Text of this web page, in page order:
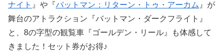
ナイト 』や『バットマン：リターン・トゥ・アーカム 』が
舞台のアトラクション『バットマン・ダークフライト』
と、8の字型の観覧車『ゴールデン・リール』も体感して
きました！セット券がお得♪